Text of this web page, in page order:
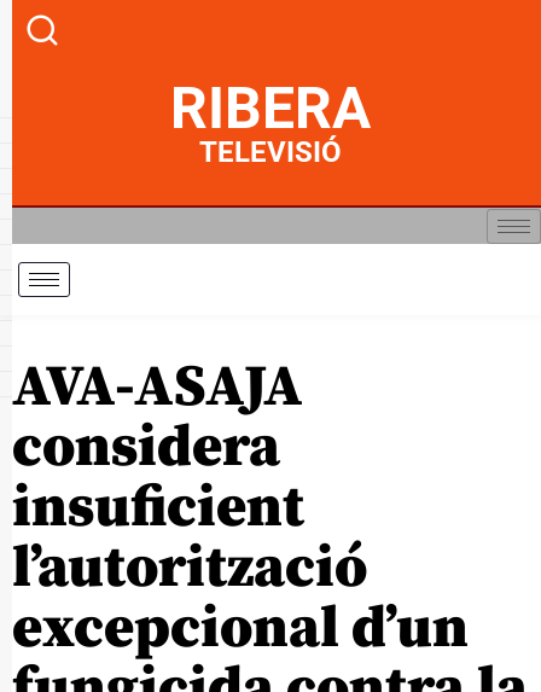
RIBERA
TELEVISIÓ
AVA-ASAJA
considera
insuficient
l’autorització
excepcional d’un